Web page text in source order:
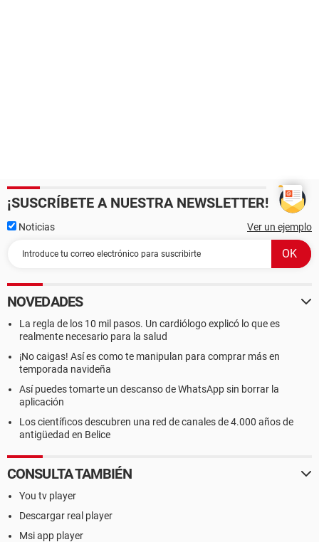
¡SUSCRÍBETE A NUESTRA NEWSLETTER!
Noticias Ver un ejemplo
NOVEDADES
La regla de los 10 mil pasos. Un cardiólogo explicó lo que es
realmente necesario para la salud
¡No caigas! Así es como te manipulan para comprar más en
temporada navideña
Así puedes tomarte un descanso de WhatsApp sin borrar la
aplicación
Los científicos descubren una red de canales de 4.000 años de
antigüedad en Belice
CONSULTA TAMBIÉN
You tv player
Descargar real player
Msi app player